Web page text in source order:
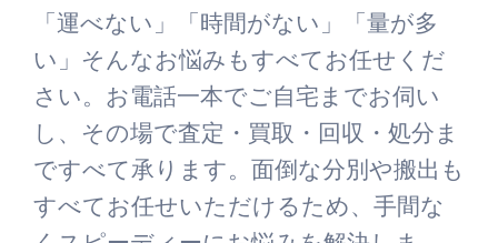
「運べない」「時間がない」「量が多
い」そんなお悩みもすべてお任せくだ
さい。お電話一本でご自宅までお伺い
し、その場で査定・買取・回収・処分ま
ですべて承ります。面倒な分別や搬出も
すべてお任せいただけるため、手間な